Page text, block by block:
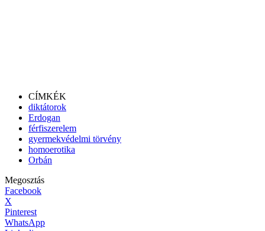
CÍMKÉK
diktátorok
Erdogan
férfiszerelem
gyermekvédelmi törvény
homoerotika
Orbán
Megosztás
Facebook
X
Pinterest
WhatsApp